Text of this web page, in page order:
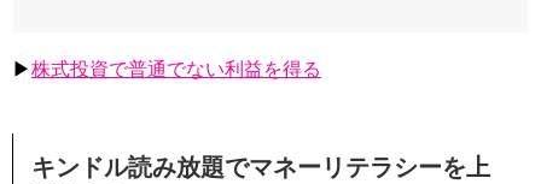
▶株式投資で普通でない利益を得る
キンドル読み放題でマネーリテラシーを上